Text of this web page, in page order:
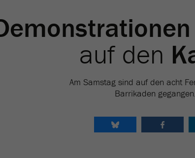
auf den
Am Samstag sind auf den acht
Barrikaden